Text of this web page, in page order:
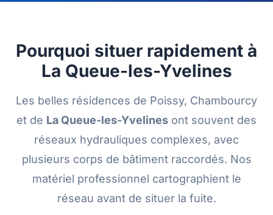
Pourquoi situer rapidement à
La Queue-les-Yvelines
Les belles résidences de Poissy, Chambourcy
et de La Queue-les-Yvelines ont souvent des
réseaux hydrauliques complexes, avec
plusieurs corps de bâtiment raccordés. Nos
matériel professionnel cartographient le
réseau avant de situer la fuite.